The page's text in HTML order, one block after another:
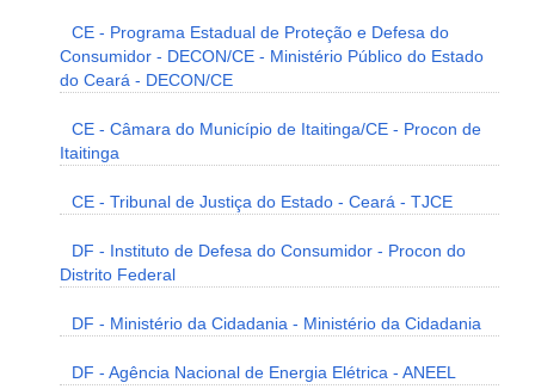
CE - Programa Estadual de Proteção e Defesa do
Consumidor - DECON/CE - Ministério Público do Estado
do Ceará - DECON/CE
CE - Câmara do Município de Itaitinga/CE - Procon de
Itaitinga
CE - Tribunal de Justiça do Estado - Ceará - TJCE
DF - Instituto de Defesa do Consumidor - Procon do
Distrito Federal
DF - Ministério da Cidadania - Ministério da Cidadania
DF - Agência Nacional de Energia Elétrica - ANEEL